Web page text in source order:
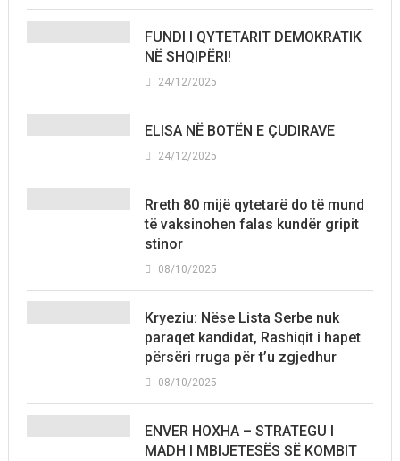
FUNDI I QYTETARIT DEMOKRATIK
NË SHQIPËRI!
24/12/2025
ELISA NË BOTËN E ÇUDIRAVE
24/12/2025
Rreth 80 mijë qytetarë do të mund
të vaksinohen falas kundër gripit
stinor
08/10/2025
Kryeziu: Nëse Lista Serbe nuk
paraqet kandidat, Rashiqit i hapet
përsëri rruga për t’u zgjedhur
08/10/2025
ENVER HOXHA – STRATEGU I
MADH I MBIJETESËS SË KOMBIT